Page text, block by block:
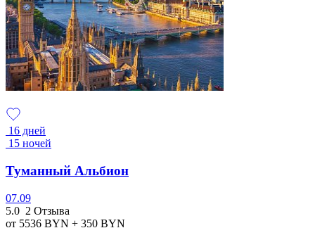
16 дней
15 ночей
Туманный Альбион
07.09
5.0 2 Отзыва
от 5536 BYN + 350 BYN